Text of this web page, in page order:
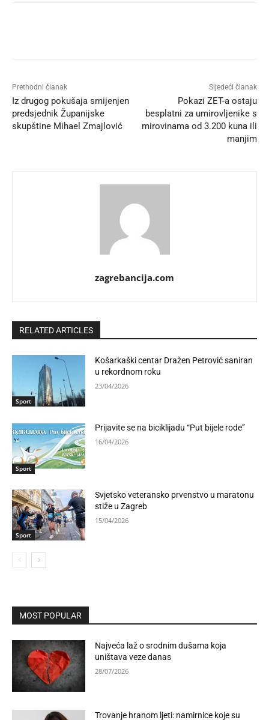
Prethodni članak
Iz drugog pokušaja smijenjen
predsjednik Županijske
skupštine Mihael Zmajlović
Sljedeći članak
Pokazi ZET-a ostaju
besplatni za umirovljenike s
mirovinama od 3.200 kuna ili
manjim
zagrebancija.com
RELATED ARTICLES
Sport
Košarkaški centar Dražen Petrović saniran
u rekordnom roku
23/04/2026
Sport
Prijavite se na biciklijadu “Put bijele rode”
16/04/2026
Sport
Svjetsko veteransko prvenstvo u maratonu
stiže u Zagreb
15/04/2026
MOST POPULAR
Najveća laž o srodnim dušama koja
uništava veze danas
28/07/2026
Trovanje hranom ljeti: namirnice koje su